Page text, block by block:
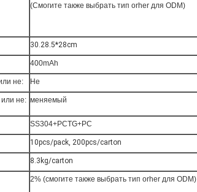
(Смогите также выбрать тип orher для ODM)
30.28.5*28cm
400mAh
не: Не
не: меняемый
SS304+PCTG+PC
10pcs/pack, 200pcs/carton
8.3kg/carton
2% (смогите также выбрать тип orher для ODM)